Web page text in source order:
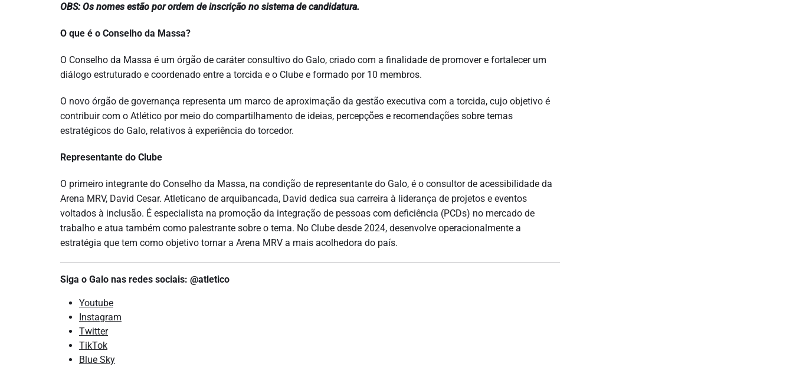
OBS: Os nomes estão por ordem de inscrição no sistema de candidatura.
O que é o Conselho da Massa?
O Conselho da Massa é um órgão de caráter consultivo do Galo, criado com a finalidade de promover e fortalecer um
diálogo estruturado e coordenado entre a torcida e o Clube e formado por 10 membros.
O novo órgão de governança representa um marco de aproximação da gestão executiva com a torcida, cujo objetivo é
contribuir com o Atlético por meio do compartilhamento de ideias, percepções e recomendações sobre temas
estratégicos do Galo, relativos à experiência do torcedor.
Representante do Clube
O primeiro integrante do Conselho da Massa, na condição de representante do Galo, é o consultor de acessibilidade da
Arena MRV, David Cesar. Atleticano de arquibancada, David dedica sua carreira à liderança de projetos e eventos
voltados à inclusão. É especialista na promoção da integração de pessoas com deficiência (PCDs) no mercado de
trabalho e atua também como palestrante sobre o tema. No Clube desde 2024, desenvolve operacionalmente a
estratégia que tem como objetivo tornar a Arena MRV a mais acolhedora do país.
Siga o Galo nas redes sociais: @atletico
Youtube
Instagram
Twitter
TikTok
Blue Sky